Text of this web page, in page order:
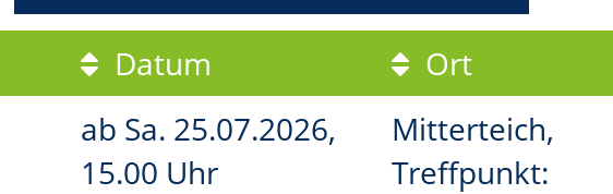
Datum Ort
ab Sa. 25.07.2026,
15.00 Uhr
Mitterteich,
Treffpunkt: